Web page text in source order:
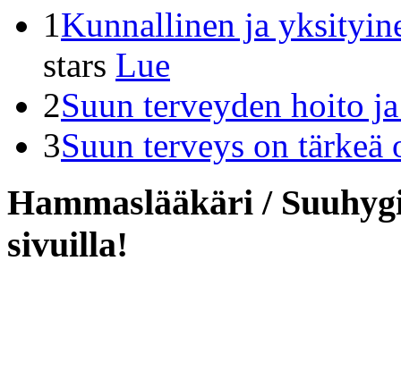
1Kunnallinen ja
stars Lue
2Suun terveyden hoito
3Suun terveys on tärkeä
Hammaslääkäri /
sivuilla!